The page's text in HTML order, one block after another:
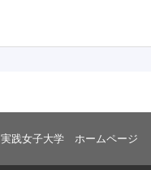
実践女子大学 ホームページ